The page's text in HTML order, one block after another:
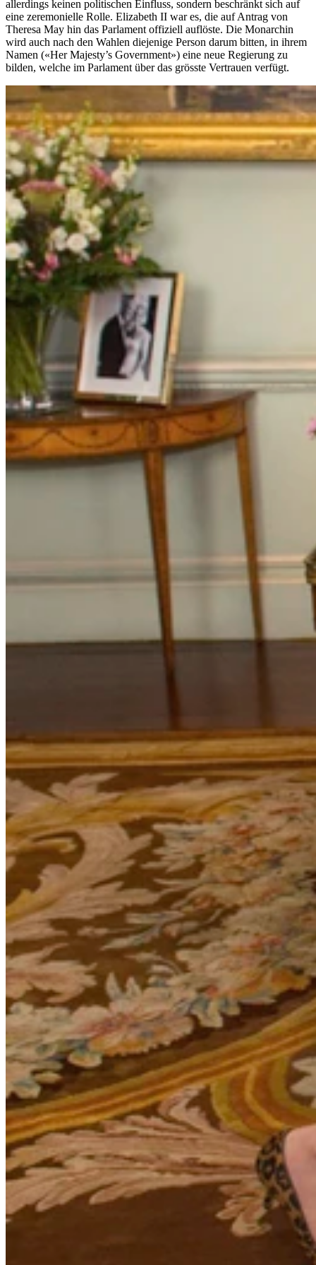
allerdings keinen politischen Einfluss, sondern beschränkt sich auf
eine zeremonielle Rolle. Elizabeth II war es, die auf Antrag von
Theresa May hin das Parlament offiziell auflöste. Die Monarchin
wird auch nach den Wahlen diejenige Person darum bitten, in ihrem
Namen («Her Majesty’s Government») eine neue Regierung zu
bilden, welche im Parlament über das grösste Vertrauen verfügt.